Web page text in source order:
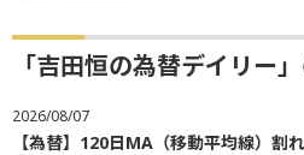
「吉田恒の為替デイリー
2026/08/07
【為替】120日MA（移動平均線）割